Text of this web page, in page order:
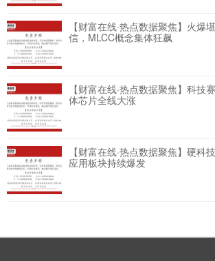
【财富在线·热点数据聚焦】火爆
信，MLCC概念集体狂飙
【财富在线·热点数据聚焦】科技
体芯片全线大涨
【财富在线·热点数据聚焦】硬科
应用板块持续爆发